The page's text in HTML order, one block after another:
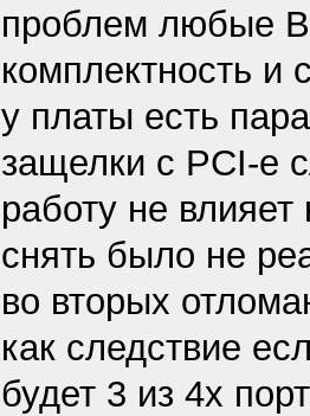
проблем любые
комплектность и
у платы есть
защелки с PCI-e
работу не
снять было не
во вторых
как следствие
будет 3 из 4х